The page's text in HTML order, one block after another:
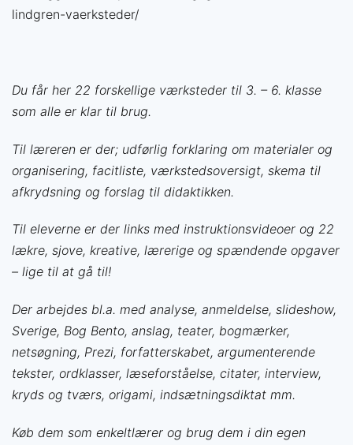
lindgren-vaerksteder/
Du får her 22 forskellige værksteder til 3. – 6. klasse
som alle er klar til brug.
Til læreren er der; udførlig forklaring om materialer og
organisering, facitliste, værkstedsoversigt, skema til
afkrydsning og forslag til didaktikken.
Til eleverne er der links med instruktionsvideoer og 22
lækre, sjove, kreative, lærerige og spændende opgaver
– lige til at gå til!
Der arbejdes bl.a. med analyse, anmeldelse, slideshow,
Sverige, Bog Bento, anslag, teater, bogmærker,
netsøgning, Prezi, forfatterskabet, argumenterende
tekster, ordklasser, læseforståelse, citater, interview,
kryds og tværs, origami, indsætningsdiktat mm.
Køb dem som enkeltlærer og brug dem i din egen